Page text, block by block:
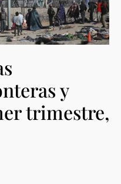
y
trimestre,